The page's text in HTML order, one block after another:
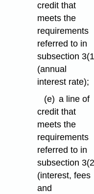
credit that
meets the
requirements
referred to in
subsection
(annual
interest rate);
(e) a line of
credit that
meets the
requirements
referred to in
subsection
(interest, fees
and